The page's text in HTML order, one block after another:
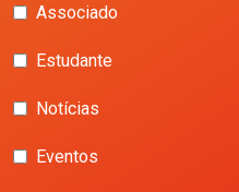
Associado
Estudante
Notícias
Eventos